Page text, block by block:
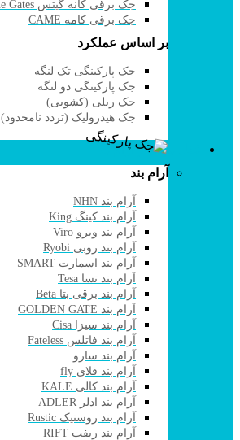
جک برقی کانه گیتس Kone Gates
جک برقی کامه CAME
بر اساس عملکرد
جک پارکینگی تک لنگه
جک پارکینگی دو لنگه
جک ریلی (کشویی)
جک هیدرولیک (تردد نامحدود)
قفل برقی و آرام بند
آرام بند
آرام بند NHN
آرام بند کینگ King
آرام بند ویرو Viro
آرام بند روبی Ryobi
آرام بند اسمارت SMART
آرام بند تسا Tesa
آرام بند برقی بتا Beta
آرام بند GOLDEN GATE
آرام بند سیزا Cisa
آرام بند فاتلس Fateless
آرام بند سارو
آرام بند فلای fly
آرام بند کالی KALE
آرام بند ادلر ADLER
آرام بند روستیک Rustic
آرام بند ریفت RIFT